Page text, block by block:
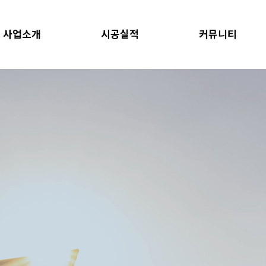
사업소개 시공실적 커뮤니티